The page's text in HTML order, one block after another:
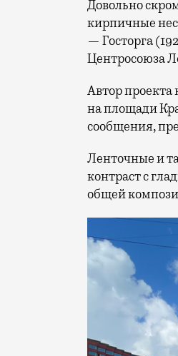
Довольно
кирпичные
— Госторга
Центросоюза
Автор проекта
на площади
сообщения,
Ленточные и
контраст с
общей